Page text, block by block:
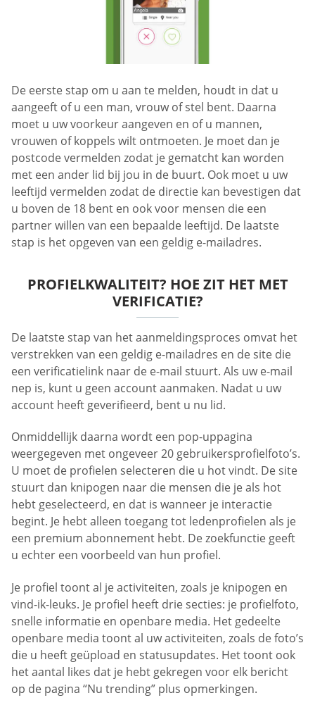
De eerste stap om u aan te melden, houdt in dat u
aangeeft of u een man, vrouw of stel bent. Daarna
moet u uw voorkeur aangeven en of u mannen,
vrouwen of koppels wilt ontmoeten. Je moet dan je
postcode vermelden zodat je gematcht kan worden
met een ander lid bij jou in de buurt. Ook moet u uw
leeftijd vermelden zodat de directie kan bevestigen dat
u boven de 18 bent en ook voor mensen die een
partner willen van een bepaalde leeftijd. De laatste
stap is het opgeven van een geldig e-mailadres.
PROFIELKWALITEIT? HOE ZIT HET MET
VERIFICATIE?
De laatste stap van het aanmeldingsproces omvat het
verstrekken van een geldig e-mailadres en de site die
een verificatielink naar de e-mail stuurt. Als uw e-mail
nep is, kunt u geen account aanmaken. Nadat u uw
account heeft geverifieerd, bent u nu lid.
Onmiddellijk daarna wordt een pop-uppagina
weergegeven met ongeveer 20 gebruikersprofielfoto’s.
U moet de profielen selecteren die u hot vindt. De site
stuurt dan knipogen naar die mensen die je als hot
hebt geselecteerd, en dat is wanneer je interactie
begint. Je hebt alleen toegang tot ledenprofielen als je
een premium abonnement hebt. De zoekfunctie geeft
u echter een voorbeeld van hun profiel.
Je profiel toont al je activiteiten, zoals je knipogen en
vind-ik-leuks. Je profiel heeft drie secties: je profielfoto,
snelle informatie en openbare media. Het gedeelte
openbare media toont al uw activiteiten, zoals de foto’s
die u heeft geüpload en statusupdates. Het toont ook
het aantal likes dat je hebt gekregen voor elk bericht
op de pagina “Nu trending” plus opmerkingen.